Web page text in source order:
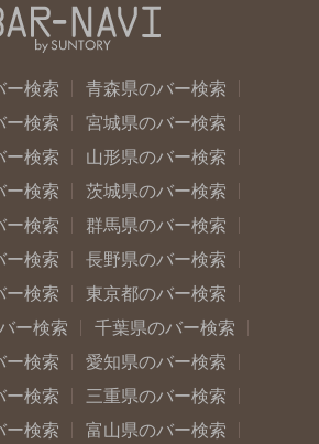
ー検索
青森県のバー検索
ー検索
宮城県のバー検索
ー検索
山形県のバー検索
ー検索
茨城県のバー検索
ー検索
群馬県のバー検索
ー検索
長野県のバー検索
ー検索
東京都のバー検索
ー検索
千葉県のバー検索
ー検索
愛知県のバー検索
ー検索
三重県のバー検索
ー検索
富山県のバー検索